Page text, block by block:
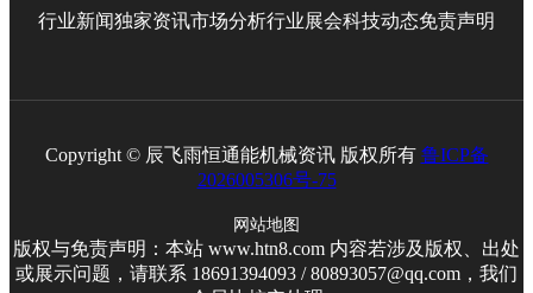
行业新闻独家资讯市场分析行业展会科技动态免责声明
Copyright © 辰飞雨恒通能机械资讯 版权所有 鲁ICP备
2026005306号-75
网站地图
版权与免责声明：本站 www.htn8.com 内容若涉及版权、出处
或展示问题，请联系 18691394093 / 80893057@qq.com，我们